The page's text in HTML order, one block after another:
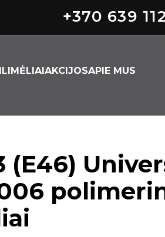
+370 639
AKCIJOSAPIE MUS
(Е46)